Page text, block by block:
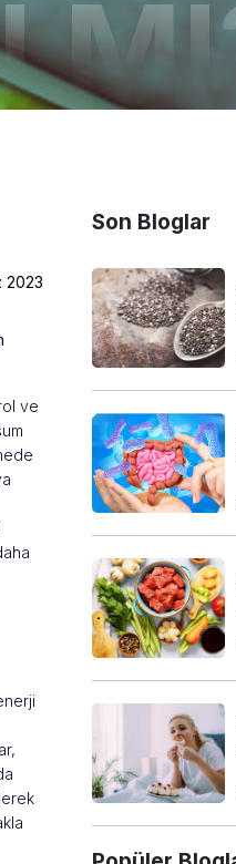
2023
ve
Son Bloglar